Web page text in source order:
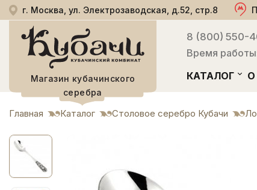
г. Москва, ул. Электрозаводская, д.52, стр.8
Магазин кубачинского
серебра
8 (800) 550-
Время
КАТАЛОГ
Главная Каталог Столовое серебро Кубачи